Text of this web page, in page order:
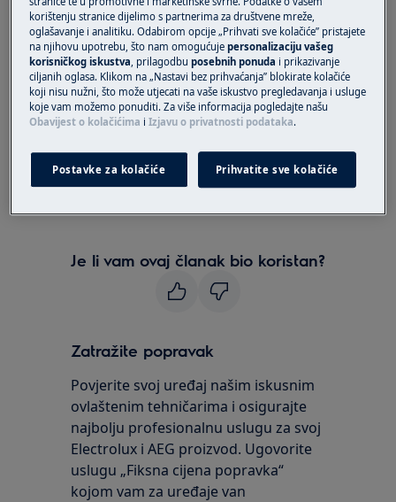
centrifuge / odvoda. Nakon što aparat isprazni
vodu iz bubnja i završi ciklus, vrata će se otvoriti
za 2-3 minute.
Ako se vrata mogu otvoriti ili se otvaraju sama
kada perilica završi s primanjem vode ili tijekom
ciklusa pranja ili centrifugiranja, odmah
iskopčajte uređaj i kontaktirajte naš pozivni
centar 01/6323-338 kako bi Vam osigurali
dolazak ovlaštenog servisera.
Je li vam ovaj članak bio koristan?
Zatražite popravak
Povjerite svoj uređaj našim iskusnim
ovlaštenim tehničarima i osigurajte
najbolju profesionalnu uslugu za svoj
Electrolux i AEG proizvod. Ugovorite
uslugu „Fiksna cijena popravka“
kojom vam za uređaje van
korištenju stranice dijelimo s partnerima za društvene mreže,
oglašavanje i analitiku. Odabirom opcije „Prihvati sve kolačiće” pristajete
na njihovu upotrebu, što nam omogućujepersonalizaciju vašeg
korisničkog iskustva , prilagodbuposebnih ponuda i prikazivanje
ciljanih oglasa. Klikom na „Nastavi bez prihvaćanja” blokirate kolačiće
koji nisu nužni, što može utjecati na vaše iskustvo pregledavanja i usluge
koje vam možemo ponuditi. Za više informacija pogledajte našu
Obavijest o kolačićima iIzjavu o privatnosti podataka.
Postavke za kolačiće Prihvatite sve kolačiće